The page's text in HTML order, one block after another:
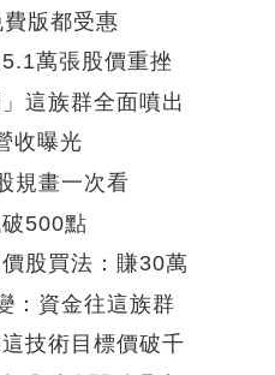
版都受惠
萬張股價重挫
這族群全面噴出
收曝光
規畫一次看
500點
股買法：賺30萬
：資金往這族群
技術目標價破千